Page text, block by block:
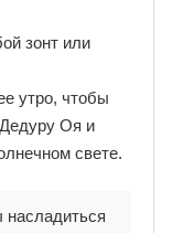
зонт или
утро, чтобы
Оя и
свете.
насладиться